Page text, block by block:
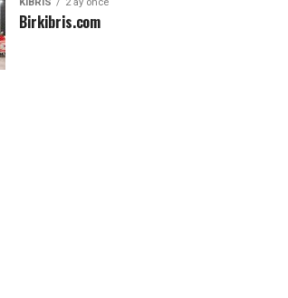
Birkibris.com